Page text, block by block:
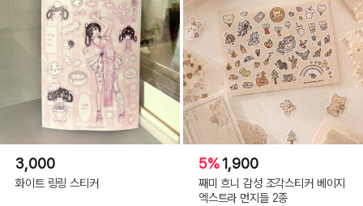
3,000
화이트 링링 스티커
5%1,900
째미 흐니 감성 조각스티커 베이지
엑스트라 먼지들 2종